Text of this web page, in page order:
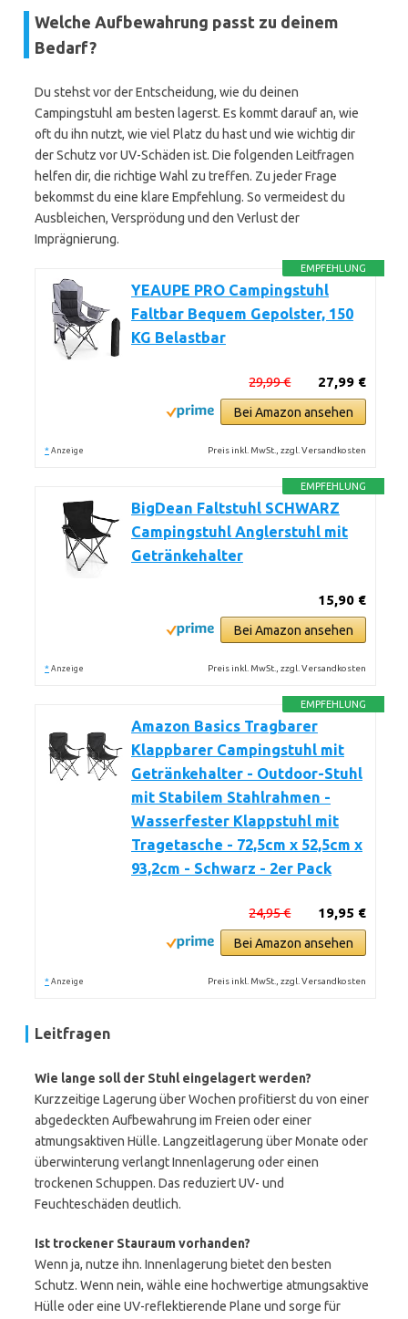
Welche Aufbewahrung passt zu deinem
Bedarf?
Du stehst vor der Entscheidung, wie du deinen
Campingstuhl am besten lagerst. Es kommt darauf an, wie
oft du ihn nutzt, wie viel Platz du hast und wie wichtig dir
der Schutz vor UV-Schäden ist. Die folgenden Leitfragen
helfen dir, die richtige Wahl zu treffen. Zu jeder Frage
bekommst du eine klare Empfehlung. So vermeidest du
Ausbleichen, Versprödung und den Verlust der
Imprägnierung.
EMPFEHLUNG
YEAUPE PRO Campingstuhl
Faltbar Bequem Gepolster, 150
KG Belastbar
27,99 €
29,99 €
Bei Amazon ansehen
* Anzeige Preis inkl. MwSt., zzgl. Versandkosten
EMPFEHLUNG
BigDean Faltstuhl SCHWARZ
Campingstuhl Anglerstuhl mit
Getränkehalter
15,90 €
Bei Amazon ansehen
* Anzeige Preis inkl. MwSt., zzgl. Versandkosten
EMPFEHLUNG
Amazon Basics Tragbarer
Klappbarer Campingstuhl mit
Getränkehalter - Outdoor-Stuhl
mit Stabilem Stahlrahmen -
Wasserfester Klappstuhl mit
Tragetasche - 72,5cm x 52,5cm x
93,2cm - Schwarz - 2er Pack
19,95 €
24,95 €
Bei Amazon ansehen
* Anzeige Preis inkl. MwSt., zzgl. Versandkosten
Leitfragen
Wie lange soll der Stuhl eingelagert werden?
Kurzzeitige Lagerung über Wochen profitierst du von einer
abgedeckten Aufbewahrung im Freien oder einer
atmungsaktiven Hülle. Langzeitlagerung über Monate oder
überwinterung verlangt Innenlagerung oder einen
trockenen Schuppen. Das reduziert UV- und
Feuchteschäden deutlich.
Ist trockener Stauraum vorhanden?
Wenn ja, nutze ihn. Innenlagerung bietet den besten
Schutz. Wenn nein, wähle eine hochwertige atmungsaktive
Hülle oder eine UV-reflektierende Plane und sorge für